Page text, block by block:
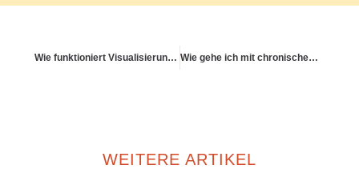
Wie funktioniert Visualisierung für Gesundheit und Zielklarheit? Wie gehe ich mit chronischem Stress im Beruf um?
WEITERE ARTIKEL